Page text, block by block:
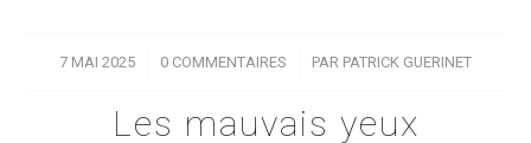
7 MAI 2025
/ 0 COMMENTAIRES
/ PAR PATRICK GUERINET
Les mauvais yeux